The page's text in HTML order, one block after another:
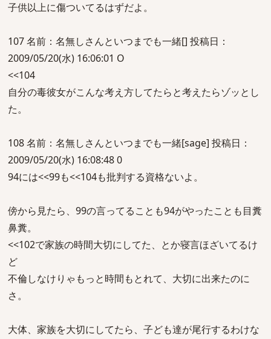
子供以上に傷ついてるはずだよ。
107 名前：名無しさんといつまでも一緒[] 投稿日：
2009/05/20(水) 16:06:01 O
<<104
自分の毒彼女がこんな考え方してたらと考えたらゾッとし
た。
108 名前：名無しさんといつまでも一緒[sage] 投稿日：
2009/05/20(水) 16:08:48 0
94には<<99も<<104も批判する資格ないよ。
傍から見たら、99の言ってることも94がやったことも目糞
鼻糞。
<<102で家族の時間大切にしてた、とか寝言ほざいてるけ
ど
不倫しなけりゃもっと時間もとれて、大切に出来たのに
さ。
大体、家族を大切にしてたら、子ども達が尾行するわけな